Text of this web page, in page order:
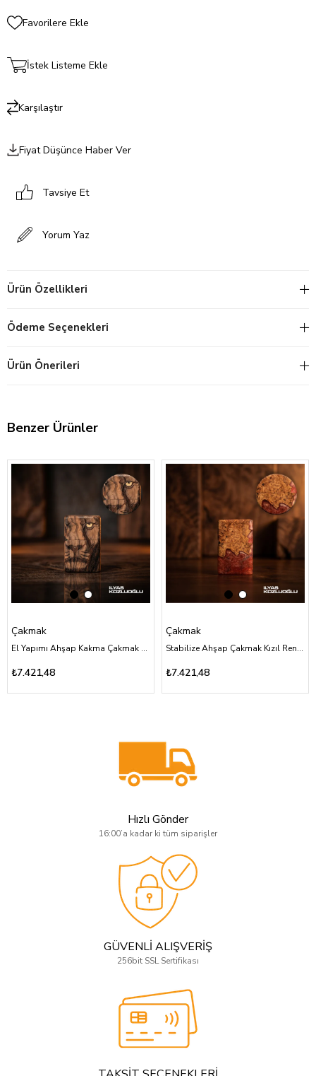
Favorilere Ekle
İstek Listeme Ekle
Karşılaştır
Fiyat Düşünce Haber Ver
Tavsiye Et
Yorum Yaz
Ürün Özellikleri
Ödeme Seçenekleri
Ürün Önerileri
Benzer Ürünler
Çakmak
El Yapımı Ahşap Kakma Çakmak Aslan Figürlü Özel Tasarım
₺7.421,48
Çakmak
Stabilize Ahşap Çakmak Kızıl Renk Özel Tasarım
₺7.421,48
Hızlı Gönder
16:00’a kadar ki tüm siparişler
GÜVENLİ ALIŞVERİŞ
256bit SSL Sertifikası